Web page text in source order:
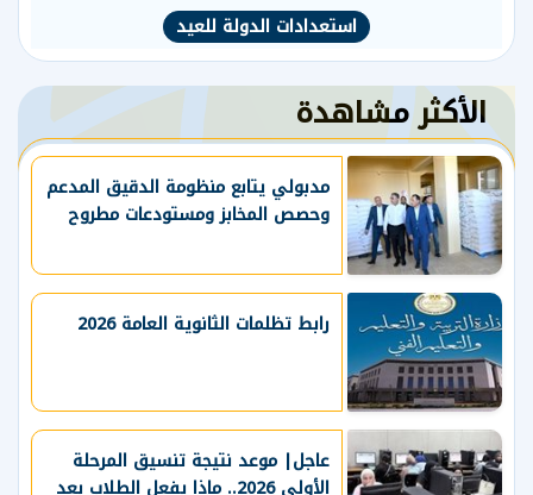
استعدادات الدولة للعيد
الأكثر مشاهدة
مدبولي يتابع منظومة الدقيق المدعم
وحصص المخابز ومستودعات مطروح
رابط تظلمات الثانوية العامة 2026
عاجل| موعد نتيجة تنسيق المرحلة